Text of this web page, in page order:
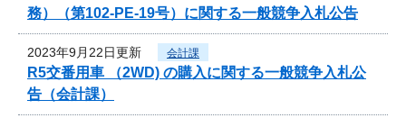
務）（第102-PE-19号）に関する一般競争入札公告
2023年9月22日更新 会計課
R5交番用車 （2WD) の購入に関する一般競争入札公
告（会計課）